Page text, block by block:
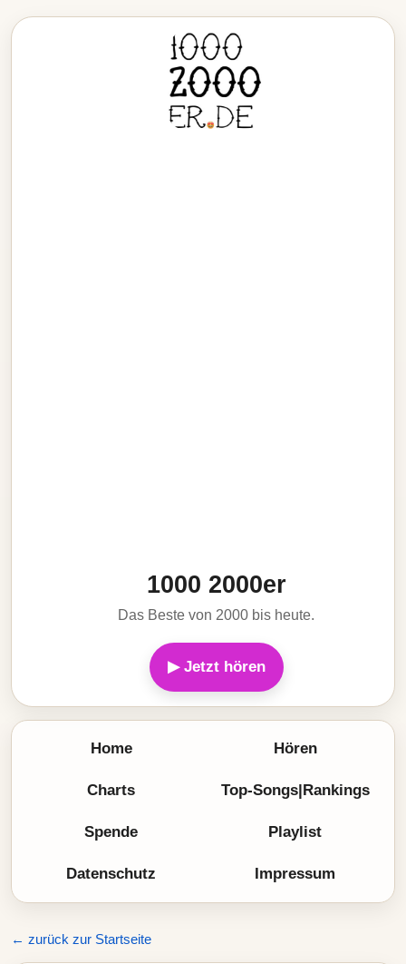
1000 2000er
Das Beste von 2000 bis heute.
▶ Jetzt hören
Home Hören
Charts Top-Songs|Rankings
Spende Playlist
Datenschutz Impressum
← zurück zur Startseite